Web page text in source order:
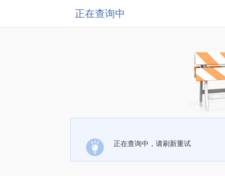
正在查询中
正在查询中，请刷新重试